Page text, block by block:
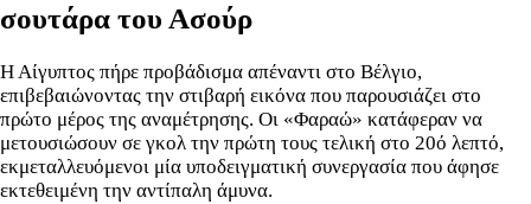
σουτάρα του Ασούρ
Η Αίγυπτος πήρε προβάδισμα απέναντι στο Βέλγιο,
επιβεβαιώνοντας την στιβαρή εικόνα που παρουσιάζει στο
πρώτο μέρος της αναμέτρησης. Οι «Φαραώ» κατάφεραν να
μετουσιώσουν σε γκολ την πρώτη τους τελική στο 20ό λεπτό,
εκμεταλλευόμενοι μία υποδειγματική συνεργασία που άφησε
εκτεθειμένη την αντίπαλη άμυνα.